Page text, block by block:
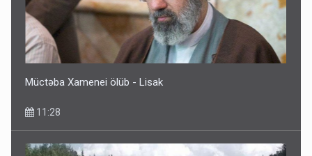
Müctəba Xamenei ölüb - Lisak
11:28